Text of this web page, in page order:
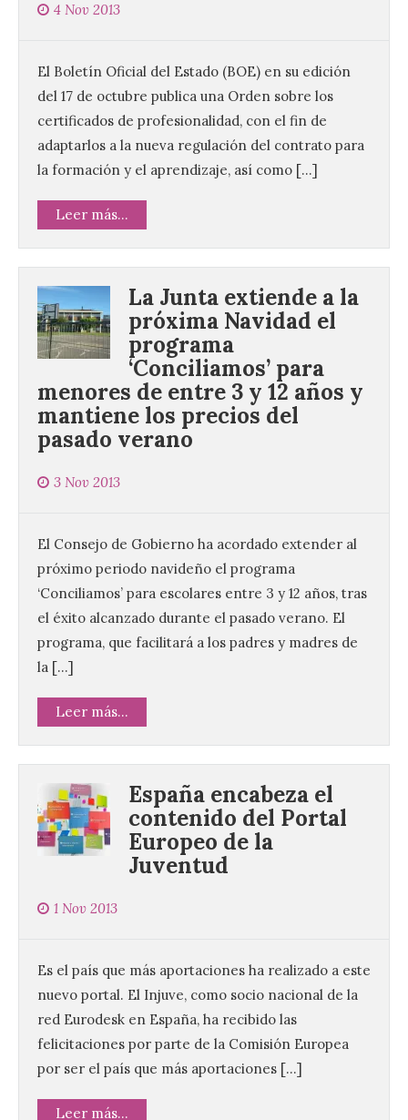
4 Nov 2013
El Boletín Oficial del Estado (BOE) en su edición
del 17 de octubre publica una Orden sobre los
certificados de profesionalidad, con el fin de
adaptarlos a la nueva regulación del contrato para
la formación y el aprendizaje, así como […]
Leer más...
La Junta extiende a la
próxima Navidad el
programa
‘Conciliamos’ para
menores de entre 3 y 12 años y
mantiene los precios del
pasado verano
3 Nov 2013
El Consejo de Gobierno ha acordado extender al
próximo periodo navideño el programa
‘Conciliamos’ para escolares entre 3 y 12 años, tras
el éxito alcanzado durante el pasado verano. El
programa, que facilitará a los padres y madres de
la […]
Leer más...
España encabeza el
contenido del Portal
Europeo de la
Juventud
1 Nov 2013
Es el país que más aportaciones ha realizado a este
nuevo portal. El Injuve, como socio nacional de la
red Eurodesk en España, ha recibido las
felicitaciones por parte de la Comisión Europea
por ser el país que más aportaciones […]
Leer más...